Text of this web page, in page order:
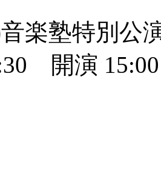
楽塾特別公
開演